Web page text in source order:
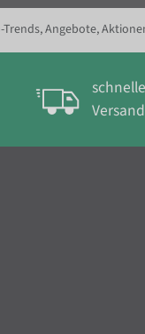
Angebote,
Versand